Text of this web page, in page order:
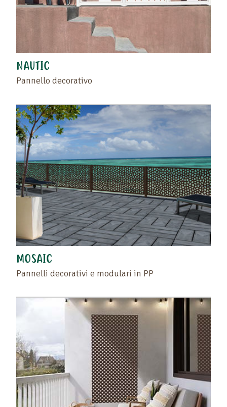
NAUTIC
Pannello decorativo
MOSAIC
Pannelli decorativi e modulari in PP
Trascinate il prodotto o il rivenditore nello spazio
vuoto situato a sinistra di questo testo .
Ritrovate i vostri preferiti sulla pagina "I vostri
prodotti preferiti" o cliccando di nuovo sul cuore.